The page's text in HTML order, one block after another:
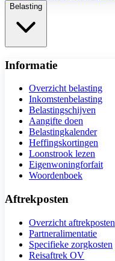
Belasting
Informatie
Overzicht belasting
Inkomstenbelasting
Belastingschijven
Aangifte doen
Belastingkalender
Heffingskortingen
Loonstrook lezen
Eigenwoningforfait
Woordenboek
Aftrekposten
Overzicht aftrekposten
Partneralimentatie
Specifieke zorgkosten
Reisaftrek OV